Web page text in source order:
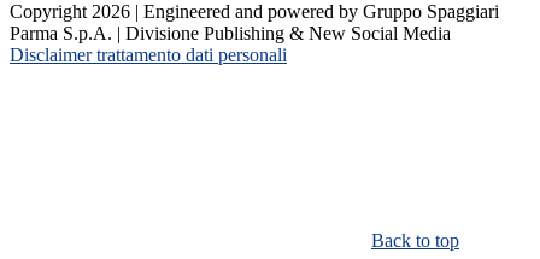
Copyright 2026 | Engineered and powered by Gruppo Spaggiari
Parma S.p.A. | Divisione Publishing & New Social Media
Disclaimer trattamento dati personali
Back to top